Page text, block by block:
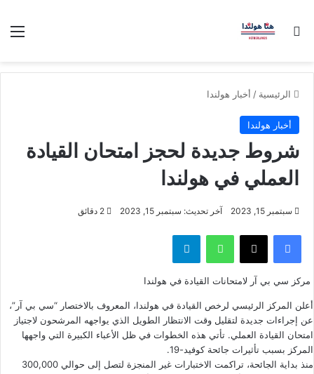
بحث عن
الرئيسية / أخبار هولندا
أخبار هولندا
شروط جديدة لحجز امتحان القيادة
العملي في هولندا
سبتمبر 15, 2023 آخر تحديث: سبتمبر 15, 2023
فيسبوك ‫X واتساب تيلقرام
مركز سي بي آر لامتحانات القيادة في هولندا
أعلن المركز الرئيسي لرخص القيادة في هولندا، المعروف بالاختصار “سي بي آر”،
عن إجراءات جديدة لتقليل وقت الانتظار الطويل الذي يواجهه المرشحون لاجتياز
امتحان القيادة العملي. تأتي هذه الخطوات في ظل الأعباء الكبيرة التي واجهها
المركز بسبب تأثيرات جائحة كوفيد-19.
منذ بداية الجائحة، تراكمت الاختبارات غير المنجزة لتصل إلى حوالي 300,000